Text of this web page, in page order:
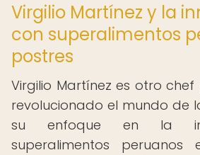
Virgilio Martínez y la
con superalimentos
postres
Virgilio Martínez es otro
revolucionado el mundo de
su enfoque en la
superalimentos peruanos